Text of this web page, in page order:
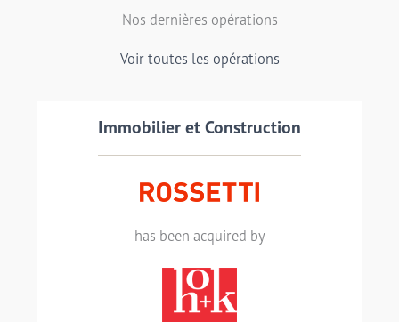
Nos dernières opérations
Voir toutes les opérations
Immobilier et Construction
has been acquired by
Transaction details
ROSSETTI has been acquired by HOK